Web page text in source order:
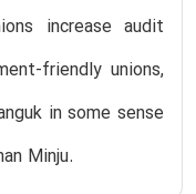
increase audit
friendly unions,
in some sense
Minju.